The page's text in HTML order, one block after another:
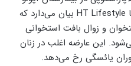
اسپکترا در بنگلور هند، در مصاحبه با HT Lifestyle بیان می‌دارد که
و زوال بافت استخوانی
این عارضه اغلب در زنان